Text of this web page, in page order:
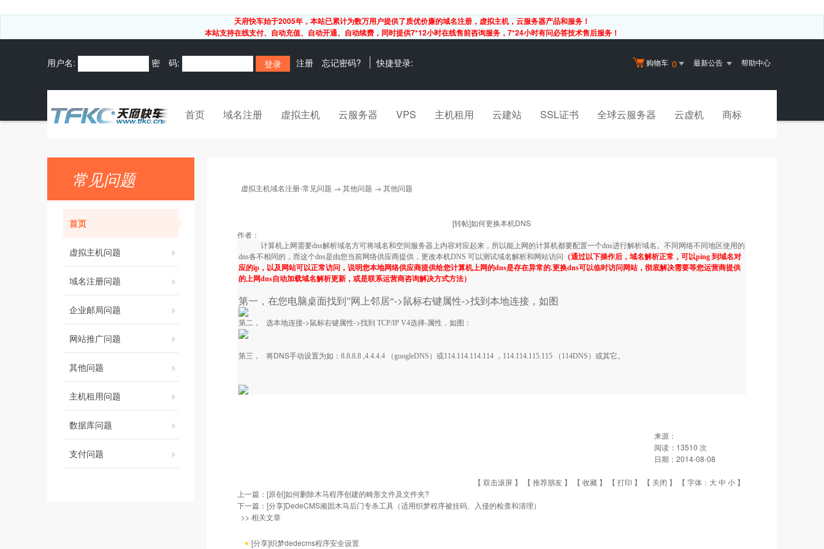
天府快车始于2005年，本站已累计为数万用户提供了质优价廉的域名注册，虚拟主机，云服务器产品和服务！
本站支持在线支付、自动充值、自动开通、自动续费，同时提供7*12小时在线售前咨询服务，7*24小时有问必答技术售后服务！
购物车 0 最新公告 帮助中心
用户名: 密 码: 注册 忘记密码? 快捷登录:
首页 域名注册 虚拟主机 云服务器 VPS 主机租用 云建站 SSL证书 全球云服务器 云虚机 商标
常见问题
首页
虚拟主机问题
域名注册问题
企业邮局问题
网站推广问题
其他问题
主机租用问题
数据库问题
支付问题
虚拟主机域名注册-常见问题 → 其他问题 → 其他问题
[转帖]如何更换本机DNS
作者：
计算机上网需要dns解析域名方可将域名和空间服务器上内容对应起来，所以能上网的计算机都要配置一个dns进行解析域名。不同网络不同地区使用的
dns各不相同的，而这个dns是由您当前网络供应商提供， 更改本机DNS 可以测试域名解析和网站访问
（通过以下操作后，域名解析正常，可以ping 到域名对
应的ip，以及网站可以正常访问，说明您本地网络供应商提供给您计算机上网的dns是存在异常的.更换dns可以临时访问网站，彻底解决需要等您运营商提供
的上网dns自动加载域名解析更新，或是联系运营商咨询解决方式方法）
第一，在您电脑桌面找到”网上邻居“->鼠标右键属性->找到本地连接，如图
第二，
选本地连接->鼠标右键属性->找到 TCP/IP V4选择-属性，如图：
第三， 将DNS手动设置为如： 8.8.8.8 ,4.4.4.4 （googleDNS）或114.114.114.114 ，114.114.115.115 （114DNS）或其它。
来源：
阅读： 13510 次
日期： 2014-08-08
【 双击滚屏 】 【 推荐朋友 】 【 收藏 】 【 打印 】 【 关闭 】 【 字体： 大中 小 】
上一篇： [原创]如何删除木马程序创建的畸形文件及文件夹?
下一篇： [分享]DedeCMS顽固木马后门专杀工具（适用织梦程序被挂码、入侵的检查和清理）
>> 相关文章
[分享]织梦dedecms程序安全设置